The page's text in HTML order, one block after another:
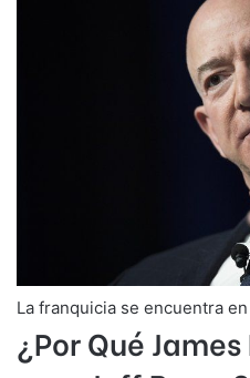
La franquicia se encuentra
¿Por Qué